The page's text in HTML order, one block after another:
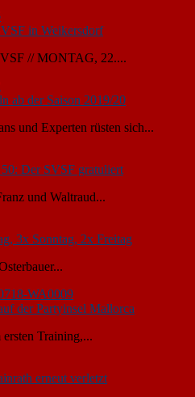
in Weikersdorf
// MONTAG, 22....
ab der Saison 2019/20
und Experten rüsten sich...
Der SVSF gratuliert
und Waltraud...
3x Sonntag, 2x Freitag
der Partyinsel Mallorca
Training,...
erneut verletzt